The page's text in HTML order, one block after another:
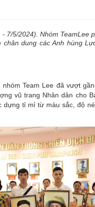
5/2024). Nhóm TeamLee
dung các Anh hùng
Team Lee đã vượt
vũ trang Nhân dân cho
tỉ mỉ từ màu sắc, độ